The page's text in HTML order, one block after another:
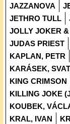
JAZZANOVA
JETHRO TULL
JOLLY JOKER
JUDAS PRIEST
KAPLAN, PETR
KARÁSEK,
KING CRIMSON
KILLING JOKE
KOUBEK,
KRAL, IVAN